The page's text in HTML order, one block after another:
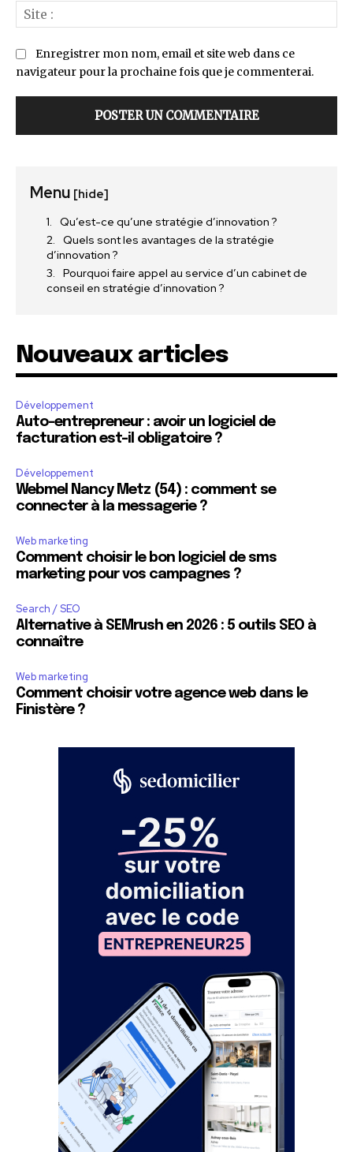
:
Enregistrer mon nom, email et site web dans ce
navigateur pour la prochaine fois que je commenterai.
Menu [hide]
Qu’est-ce qu’une stratégie d’innovation ?
Quels sont les avantages de la stratégie
d’innovation ?
Pourquoi faire appel au service d’un cabinet de
conseil en stratégie d’innovation ?
Nouveaux articles
Développement
Auto-entrepreneur : avoir un logiciel de
facturation est-il obligatoire ?
Développement
Webmel Nancy Metz (54) : comment se
connecter à la messagerie ?
Web marketing
Comment choisir le bon logiciel de sms
marketing pour vos campagnes ?
Search / SEO
Alternative à SEMrush en 2026 : 5 outils SEO à
connaître
Web marketing
Comment choisir votre agence web dans le
Finistère ?